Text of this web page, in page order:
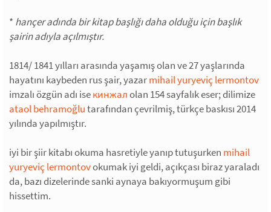
* hançer adında bir kitap başlığı daha olduğu için başlık
şairin adıyla açılmıştır.
1814/ 1841 yılları arasında yaşamış olan ve 27 yaşlarında
hayatını kaybeden rus şair, yazarmihail yuryeviç lermontov
imzalı özgün adı iseкинжалolan 154 sayfalık eser; dilimize
ataol behramoğlutarafından çevrilmiş, türkçe baskısı 2014
yılında yapılmıştır.
iyi bir şiir kitabı okuma hasretiyle yanıp tutuşurken mihail
yuryeviç lermontovokumak iyi geldi, açıkçası biraz yaraladı
da, bazı dizelerinde sanki aynaya bakıyormuşum gibi
hissettim.